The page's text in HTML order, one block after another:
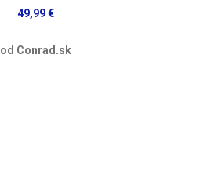
49,99 €
od Conrad.sk